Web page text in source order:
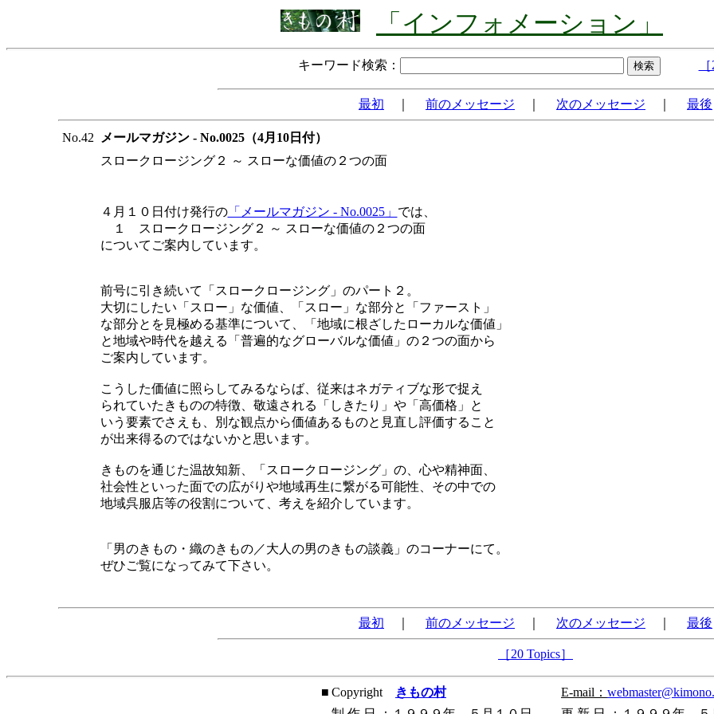
「インフォメーション」
キーワード検索：
最初 前のメッセージ 次のメッセージ 最後
No.42 メールマガジン - No.0025（4月10日付）
スロークロージング２ ～ スローな価値の２つの面
４月１０日付け発行の「メールマガジン - No.0025」 では、
１ スロークロージング２ ～ スローな価値の２つの面
についてご案内しています。
前号に引き続いて「スロークロージング」のパート２。
大切にしたい「スロー」な価値、「スロー」な部分と「ファースト」
な部分とを見極める基準について、「地域に根ざしたローカルな価値」
と地域や時代を越える「普遍的なグローバルな価値」の２つの面から
ご案内しています。
こうした価値に照らしてみるならば、従来はネガティブな形で捉え
られていたきものの特徴、敬遠される「しきたり」や「高価格」と
いう要素でさえも、別な観点から価値あるものと見直し評価すること
が出来得るのではないかと思います。
きものを通じた温故知新、「スロークロージング」の、心や精神面、
社会性といった面での広がりや地域再生に繋がる可能性、その中での
地域呉服店等の役割について、考えを紹介しています。
「男のきもの・織のきもの／大人の男のきもの談義」のコーナーにて。
ぜひご覧になってみて下さい。
最初 前のメッセージ 次のメッセージ 最後
［20 Topics］
■ Copyright きもの村 E-mail：